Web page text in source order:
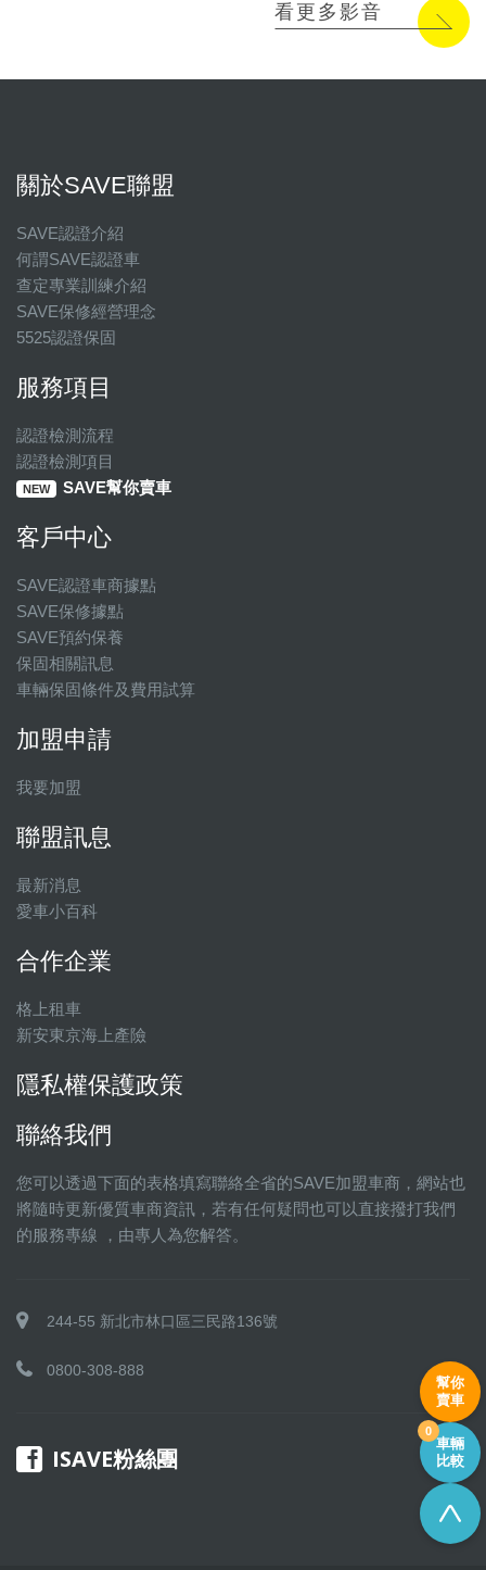
看更多影音
關於SAVE聯盟
SAVE認證介紹
何謂SAVE認證車
查定專業訓練介紹
SAVE保修經營理念
5525認證保固
服務項目
認證檢測流程
認證檢測項目
NEW SAVE幫你賣車
客戶中心
SAVE認證車商據點
SAVE保修據點
SAVE預約保養
保固相關訊息
車輛保固條件及費用試算
加盟申請
我要加盟
聯盟訊息
最新消息
愛車小百科
合作企業
格上租車
新安東京海上產險
隱私權保護政策
聯絡我們
您可以透過下面的表格填寫聯絡全省的SAVE加盟車商，網站也
將隨時更新優質車商資訊，若有任何疑問也可以直接撥打我們
的服務專線 ，由專人為您解答。
244-55 新北市林口區三民路136號
0800-308-888
ISAVE粉絲團
幫你
賣車
車輛
比較
0